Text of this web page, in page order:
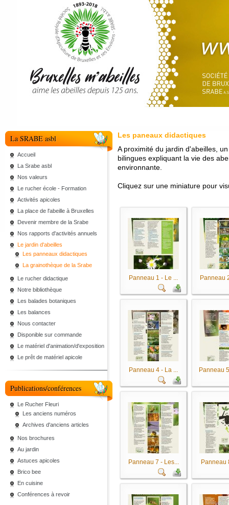
La SRABE asbl
Accueil
La Srabe asbl
Nos valeurs
Le rucher école - Formation
Activités apicoles
La place de l'abeille à Bruxelles
Devenir membre de la Srabe
Nos rapports d'activités annuels
Le jardin d'abeilles
Les panneaux didactiques
La grainothèque de la Srabe
Le rucher didactique
Notre bibliothèque
Les balades botaniques
Les balances
Nous contacter
Disponible sur commande
Le matériel d'animation/d'exposition
Le prêt de matériel apicole
Publications/conférences
Le Rucher Fleuri
Les anciens numéros
Archives d'anciens articles
Nos brochures
Au jardin
Astuces apicoles
Brico bee
En cuisine
Conférences à revoir
Les paneaux didactiques
A proximité du jardin d'abeilles,
bilingues expliquant la vie des
environnante.
Cliquez sur une miniature pour
Panneau 1 - Le ... Panneau
Panneau 4 - La ... Panneau
Panneau 7 - Les... Panneau